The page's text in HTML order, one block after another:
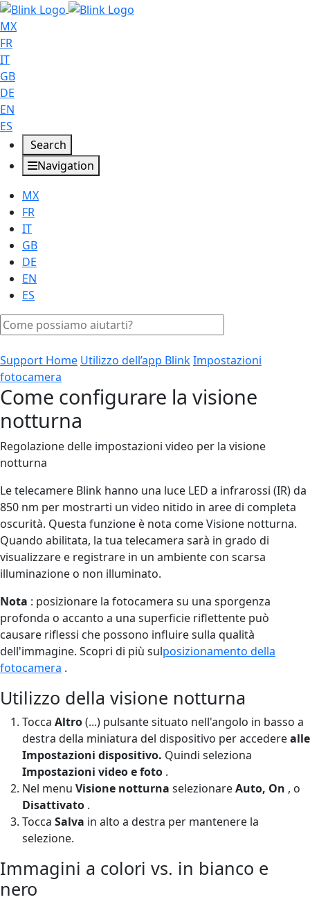
MX
FR
IT
GB
DE
EN
ES
Search
Navigation
MX
FR
IT
GB
DE
EN
ES
Support Home Utilizzo dell’app BlinkImpostazioni
fotocamera
Come configurare la visione
notturna
Regolazione delle impostazioni video per la visione
notturna
Le telecamere Blink hanno una luce LED a infrarossi (IR) da
850 nm per mostrarti un video nitido in aree di completa
oscurità. Questa funzione è nota come Visione notturna.
Quando abilitata, la tua telecamera sarà in grado di
visualizzare e registrare in un ambiente con scarsa
illuminazione o non illuminato.
Nota : posizionare la fotocamera su una sporgenza
profonda o accanto a una superficie riflettente può
causare riflessi che possono influire sulla qualità
dell'immagine. Scopri di più sulposizionamento della
fotocamera .
Utilizzo della visione notturna
Tocca Altro(...) pulsante situato nell'angolo in basso a
destra della miniatura del dispositivo per accederealle
Impostazioni dispositivo. Quindi seleziona
Impostazioni video e foto .
Nel menu Visione notturna selezionareAuto, On , o
Disattivato .
Tocca Salva in alto a destra per mantenere la
selezione.
Immagini a colori vs. in bianco e
nero